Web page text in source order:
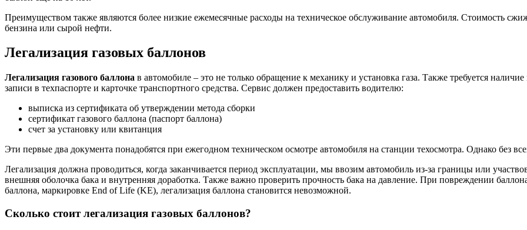
Преимуществом также являются более низкие ежемесячные расходы на техническое обслуживание автомобиля. Стоимость
бензина или сырой нефти.
Легализация газовых баллонов
Легализация газового баллона в автомобиле – это не только обращение к механику и установка газа. Также требуется
записи в техпаспорте и карточке транспортного средства. Сервис должен предоставить водителю:
выписка из сертификата об утверждении метода сборки
сертификат газового баллона (паспорт баллона)
счет за установку или квитанция
Эти первые два документа понадобятся при ежегодном техническом осмотре автомобиля на станции техосмотра. Однако без
Легализация должна проводиться, когда заканчивается период эксплуатации, мы ввозим автомобиль из-за границы или
внешняя оболочка бака и внутренняя доработка. Также важно проверить прочность бака на давление. При повреждении
баллона, маркировке End of Life (KE), легализация баллона становится невозможной.
Сколько стоит легализация газовых баллонов?